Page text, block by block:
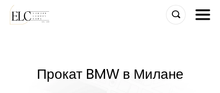
Прокат BMW в Милане